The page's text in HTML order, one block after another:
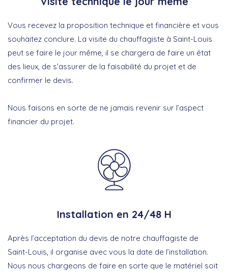
Vous recevez la proposition technique et financière et vous
souhaitez conclure. La visite du chauffagiste à Saint-Louis
peut se faire le jour même, il se chargera de faire un état
des lieux, de s’assurer de la faisabilité du projet et de
confirmer le devis.
Nous faisons en sorte de ne jamais revenir sur l’aspect
financier du projet.
Installation en 24/48 H
Après l’acceptation du devis de notre chauffagiste de
Saint-Louis, il organise avec vous la date de l’installation.
Nous nous chargeons de faire en sorte que le matériel soit